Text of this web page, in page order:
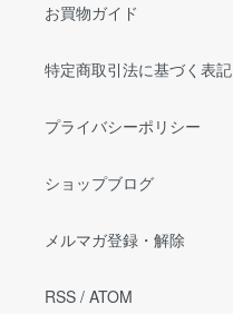
お買物ガイド
特定商取引法に基づく表記
プライバシーポリシー
ショップブログ
メルマガ登録・解除
RSS / ATOM